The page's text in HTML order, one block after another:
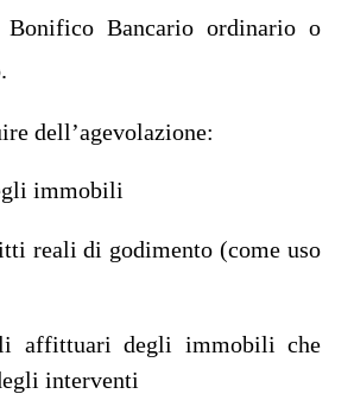
Bonifico Bancario ordinario o
dell’agevolazione:
immobili
reali di godimento (come uso
affittuari degli immobili che
interventi